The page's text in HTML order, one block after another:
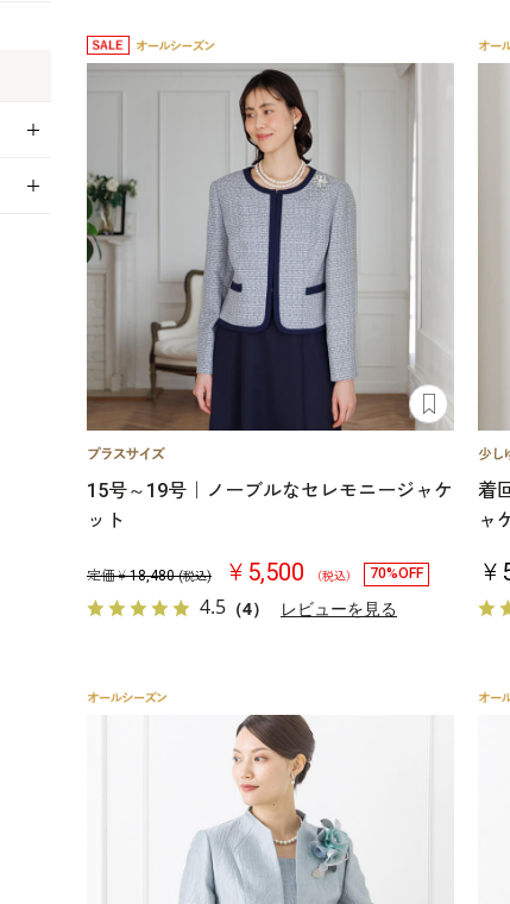
15号～19号｜ノーブルなセレモニージャケ
ット
定価￥18,480 (税込) ￥5,500 （税込） 70%OFF
4.5 （4） レビューを見る
着
ャ